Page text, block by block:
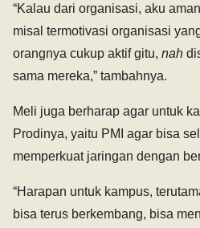
“Kalau dari organisasi, aku
misal termotivasi organisasi
orangnya cukup aktif gitu, nah
sama mereka,” tambahnya.
Meli juga berharap agar untuk
Prodinya, yaitu PMI agar bisa
memperkuat jaringan dengan
“Harapan untuk kampus,
bisa terus berkembang, bisa